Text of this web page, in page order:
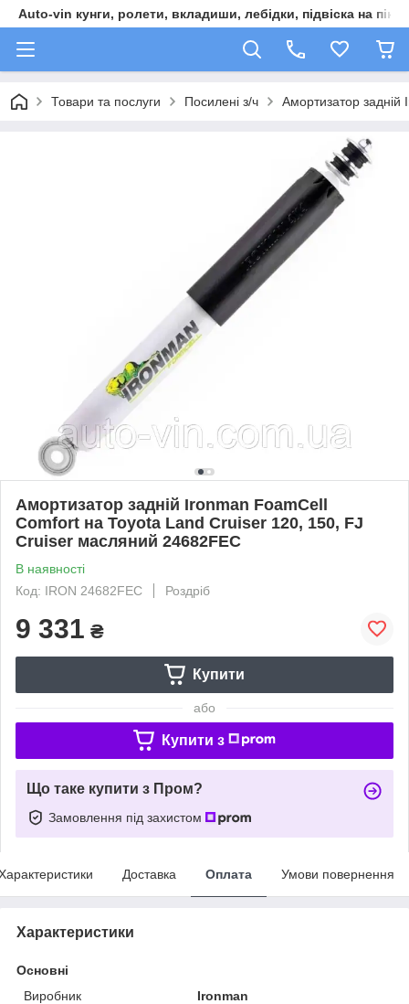
Auto-vin кунги, ролети, вкладиши, лебідки, підвіска на пікап
Товари та послуги Посилені з/ч Амортизатор
Амортизатор задній Ironman FoamCell
Comfort на Toyota Land Cruiser 120, 150, FJ
Cruiser масляний 24682FEC
В наявності
Код: IRON 24682FEC
Роздріб
9 331 ₴
Купити
або
Купити з
Що таке купити з Пром?
Замовлення під захистом
Доставка Оплата Умови повернення
Характеристики
Основні
Виробник
Ironman